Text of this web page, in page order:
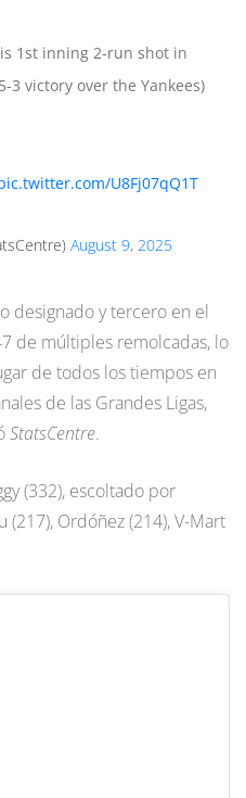
1st inning 2-run shot in
3 victory over the Yankees)
U8Fj07qQ1T
August 9, 2025
designado y tercero en el
de múltiples remolcadas, lo
de todos los tiempos en
de las Grandes Ligas,
StatsCentre.
(332), escoltado por
(217), Ordóñez (214), V-Mart